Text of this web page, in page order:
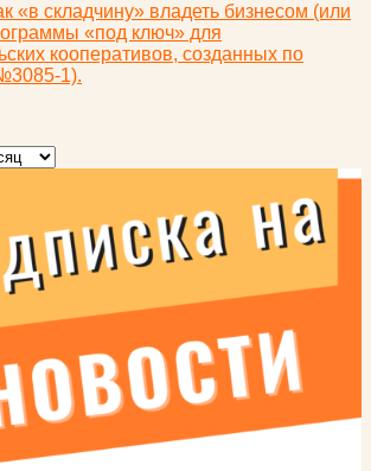
«в складчину» владеть бизнесом (или
«под ключ» для
кооперативов, созданных по
1).